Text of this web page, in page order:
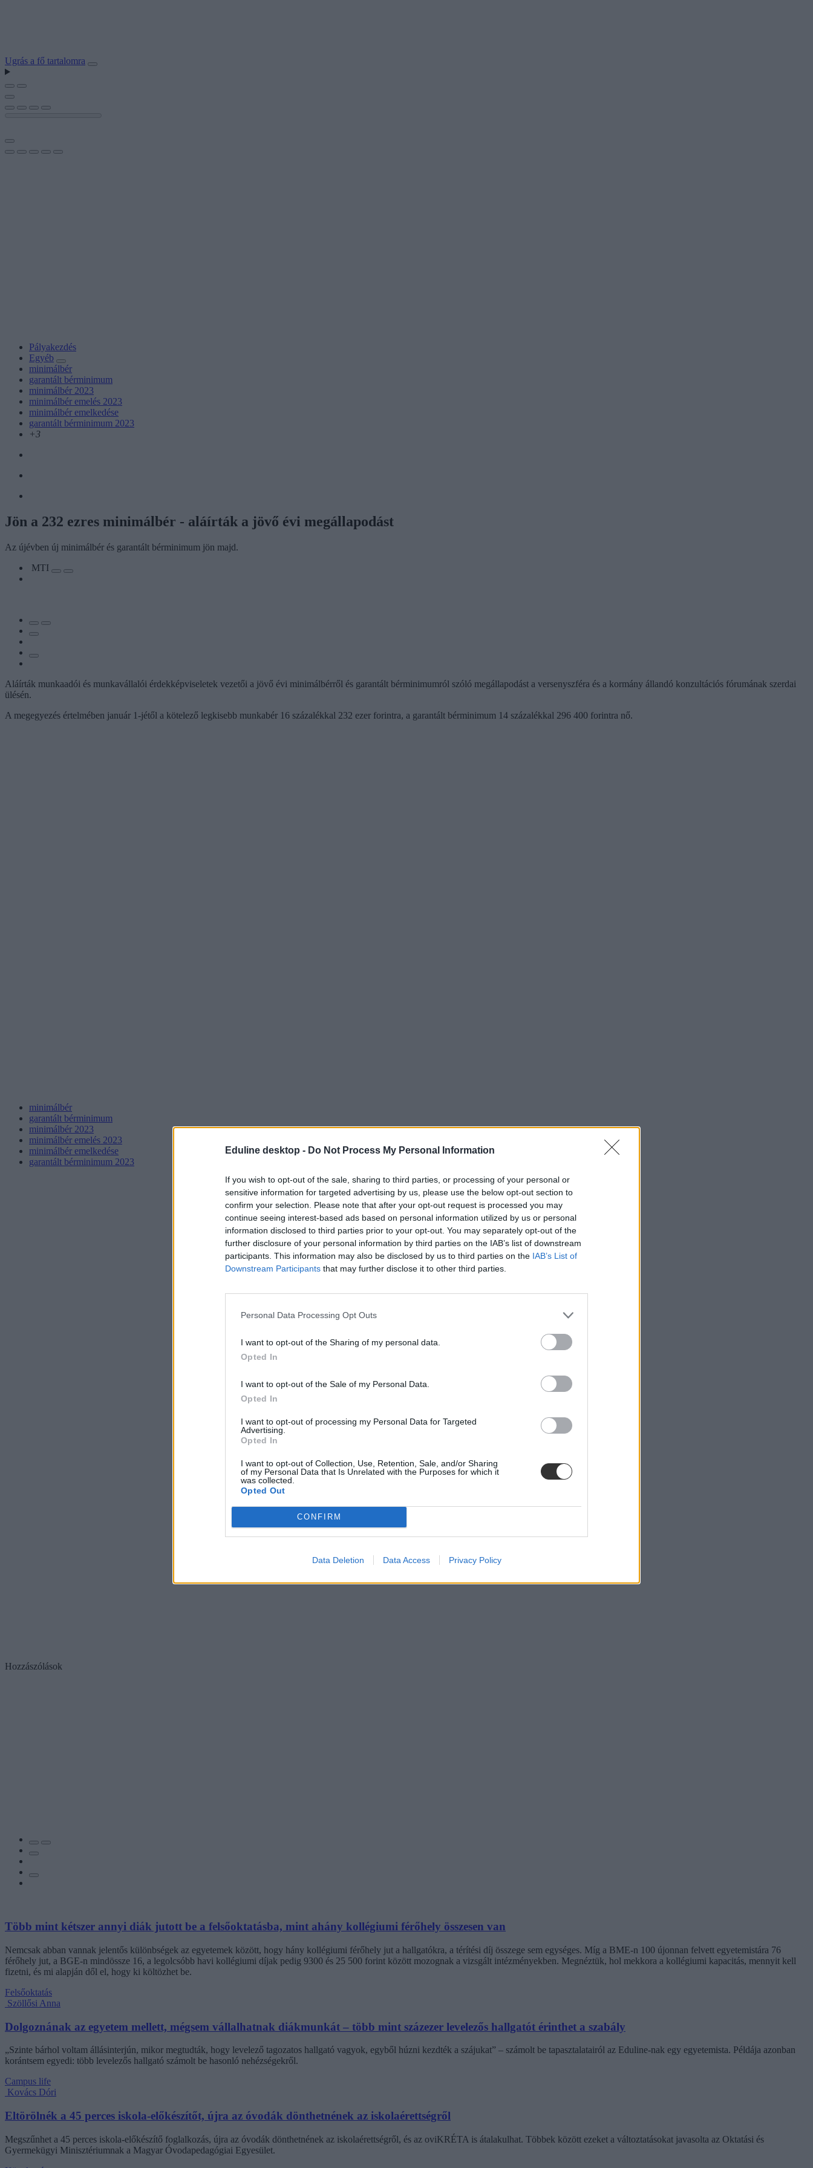
Eduline desktop - Do Not Process My Personal Information
If you wish to opt-out of the sale, sharing to third parties, or processing of your personal or
sensitive information for targeted advertising by us, please use the below opt-out section to
confirm your selection. Please note that after your opt-out request is processed you may
continue seeing interest-based ads based on personal information utilized by us or personal
information disclosed to third parties prior to your opt-out. You may separately opt-out of the
further disclosure of your personal information by third parties on the IAB’s list of downstream
participants. This information may also be disclosed by us to third parties on the IAB’s List of
Downstream Participants that may further disclose it to other third parties.
Personal Data Processing Opt Outs
I want to opt-out of the Sharing of my personal data.
Opted In
I want to opt-out of the Sale of my Personal Data.
Opted In
I want to opt-out of processing my Personal Data for Targeted
Advertising.
Opted In
I want to opt-out of Collection, Use, Retention, Sale, and/or Sharing
of my Personal Data that Is Unrelated with the Purposes for which it
was collected.
Opted Out
CONFIRM
Data Deletion Data Access Privacy Policy
Ugrás a fő tartalomra
Pályakezdés
Egyéb
minimálbér
garantált bérminimum
minimálbér 2023
minimálbér emelés 2023
minimálbér emelkedése
garantált bérminimum 2023
+3
Jön a 232 ezres minimálbér - aláírták a jövő évi megállapodást
Az újévben új minimálbér és garantált bérminimum jön majd.
MTI
Aláírták munkaadói és munkavállalói érdekképviseletek vezetői a jövő évi minimálbérről és garantált bérminimumról szóló megállapodást a versenyszféra és a kormány állandó konzultációs fórumának szerdai
ülésén.
A megegyezés értelmében január 1-jétől a kötelező legkisebb munkabér 16 százalékkal 232 ezer forintra, a garantált bérminimum 14 százalékkal 296 400 forintra nő.
minimálbér
garantált bérminimum
minimálbér 2023
minimálbér emelés 2023
minimálbér emelkedése
garantált bérminimum 2023
Hozzászólások
Több mint kétszer annyi diák jutott be a felsőoktatásba, mint ahány kollégiumi férőhely összesen van
Nemcsak abban vannak jelentős különbségek az egyetemek között, hogy hány kollégiumi férőhely jut a hallgatókra, a térítési díj összege sem egységes. Míg a BME-n 100 újonnan felvett egyetemistára 76
férőhely jut, a BGE-n mindössze 16, a legolcsóbb havi kollégiumi díjak pedig 9300 és 25 500 forint között mozognak a vizsgált intézményekben. Megnéztük, hol mekkora a kollégiumi kapacitás, mennyit kell
fizetni, és mi alapján dől el, hogy ki költözhet be.
Felsőoktatás
Szöllősi Anna
Dolgoznának az egyetem mellett, mégsem vállalhatnak diákmunkát – több mint százezer levelezős hallgatót érinthet a szabály
„Szinte bárhol voltam állásinterjún, mikor megtudták, hogy levelező tagozatos hallgató vagyok, egyből húzni kezdték a szájukat” – számolt be tapasztalatairól az Eduline-nak egy egyetemista. Példája azonban
korántsem egyedi: több levelezős hallgató számolt be hasonló nehézségekről.
Campus life
Kovács Dóri
Eltörölnék a 45 perces iskola-előkészítőt, újra az óvodák dönthetnének az iskolaérettségről
Megszűnhet a 45 perces iskola-előkészítő foglalkozás, újra az óvodák dönthetnének az iskolaérettségről, és az oviKRÉTA is átalakulhat. Többek között ezeket a változtatásokat javasolta az Oktatási és
Gyermekügyi Minisztériumnak a Magyar Óvodapedagógiai Egyesület.